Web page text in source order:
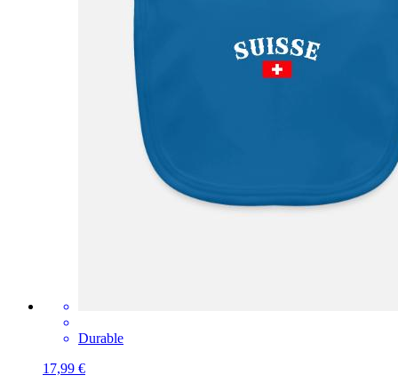
Durable
17,99 €